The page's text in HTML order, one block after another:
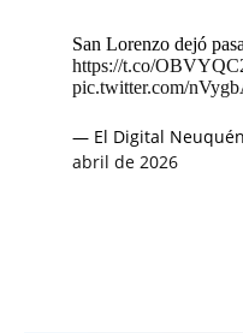
San Lorenzo dejó
https://t.co/
pic.twitter.com/
— El Digital
abril de 2026